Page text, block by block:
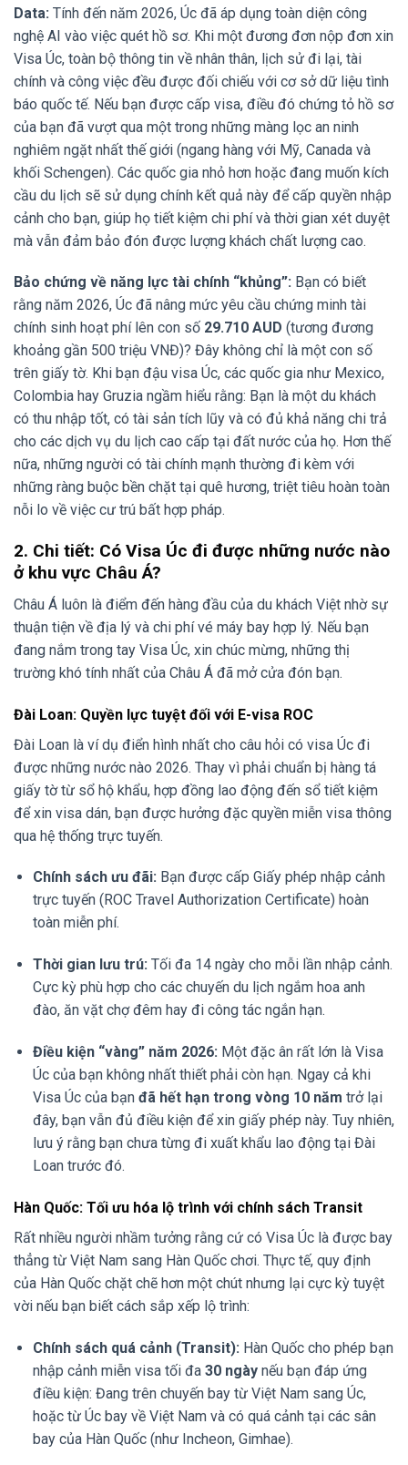
Data: Tính đến năm 2026, Úc đã áp dụng toàn diện công
nghệ AI vào việc quét hồ sơ. Khi một đương đơn nộp đơn xin
Visa Úc, toàn bộ thông tin về nhân thân, lịch sử đi lại, tài
chính và công việc đều được đối chiếu với cơ sở dữ liệu tình
báo quốc tế. Nếu bạn được cấp visa, điều đó chứng tỏ hồ sơ
của bạn đã vượt qua một trong những màng lọc an ninh
nghiêm ngặt nhất thế giới (ngang hàng với Mỹ, Canada và
khối Schengen). Các quốc gia nhỏ hơn hoặc đang muốn kích
cầu du lịch sẽ sử dụng chính kết quả này để cấp quyền nhập
cảnh cho bạn, giúp họ tiết kiệm chi phí và thời gian xét duyệt
mà vẫn đảm bảo đón được lượng khách chất lượng cao.
Bảo chứng về năng lực tài chính “khủng”: Bạn có biết
rằng năm 2026, Úc đã nâng mức yêu cầu chứng minh tài
chính sinh hoạt phí lên con số 29.710 AUD (tương đương
khoảng gần 500 triệu VNĐ)? Đây không chỉ là một con số
trên giấy tờ. Khi bạn đậu visa Úc, các quốc gia như Mexico,
Colombia hay Gruzia ngầm hiểu rằng: Bạn là một du khách
có thu nhập tốt, có tài sản tích lũy và có đủ khả năng chi trả
cho các dịch vụ du lịch cao cấp tại đất nước của họ. Hơn thế
nữa, những người có tài chính mạnh thường đi kèm với
những ràng buộc bền chặt tại quê hương, triệt tiêu hoàn toàn
nỗi lo về việc cư trú bất hợp pháp.
2. Chi tiết: Có Visa Úc đi được những nước nào
ở khu vực Châu Á?
Châu Á luôn là điểm đến hàng đầu của du khách Việt nhờ sự
thuận tiện về địa lý và chi phí vé máy bay hợp lý. Nếu bạn
đang nắm trong tay Visa Úc, xin chúc mừng, những thị
trường khó tính nhất của Châu Á đã mở cửa đón bạn.
Đài Loan: Quyền lực tuyệt đối với E-visa ROC
Đài Loan là ví dụ điển hình nhất cho câu hỏi có visa Úc đi
được những nước nào 2026. Thay vì phải chuẩn bị hàng tá
giấy tờ từ sổ hộ khẩu, hợp đồng lao động đến sổ tiết kiệm
để xin visa dán, bạn được hưởng đặc quyền miễn visa thông
qua hệ thống trực tuyến.
Chính sách ưu đãi: Bạn được cấp Giấy phép nhập cảnh
trực tuyến (ROC Travel Authorization Certificate) hoàn
toàn miễn phí.
Thời gian lưu trú: Tối đa 14 ngày cho mỗi lần nhập cảnh.
Cực kỳ phù hợp cho các chuyến du lịch ngắm hoa anh
đào, ăn vặt chợ đêm hay đi công tác ngắn hạn.
Điều kiện “vàng” năm 2026: Một đặc ân rất lớn là Visa
Úc của bạn không nhất thiết phải còn hạn. Ngay cả khi
Visa Úc của bạn đã hết hạn trong vòng 10 năm trở lại
đây, bạn vẫn đủ điều kiện để xin giấy phép này. Tuy nhiên,
lưu ý rằng bạn chưa từng đi xuất khẩu lao động tại Đài
Loan trước đó.
Hàn Quốc: Tối ưu hóa lộ trình với chính sách Transit
Rất nhiều người nhầm tưởng rằng cứ có Visa Úc là được bay
thẳng từ Việt Nam sang Hàn Quốc chơi. Thực tế, quy định
của Hàn Quốc chặt chẽ hơn một chút nhưng lại cực kỳ tuyệt
vời nếu bạn biết cách sắp xếp lộ trình:
Chính sách quá cảnh (Transit): Hàn Quốc cho phép bạn
nhập cảnh miễn visa tối đa 30 ngàynếu bạn đáp ứng
điều kiện: Đang trên chuyến bay từ Việt Nam sang Úc,
hoặc từ Úc bay về Việt Nam và có quá cảnh tại các sân
bay của Hàn Quốc (như Incheon, Gimhae).